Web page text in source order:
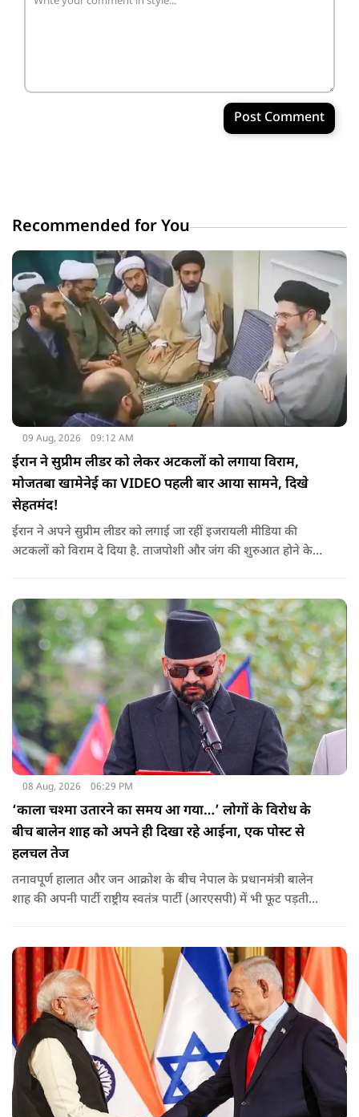
Post Comment
Recommended for You
09 Aug, 2026 09:12 AM
ईरान ने सुप्रीम लीडर को लेकर अटकलों को लगाया विराम,
मोजतबा खामेनेई का VIDEO पहली बार आया सामने, दिखे
सेहतमंद!
ईरान ने अपने सुप्रीम लीडर को लगाई जा रहीं इजरायली मीडिया की
अटकलों को विराम दे दिया है. ताजपोशी और जंग की शुरुआत होने के
08 Aug, 2026 06:29 PM
‘काला चश्मा उतारने का समय आ गया…’ लोगों के विरोध के
बीच बालेन शाह को अपने ही दिखा रहे आईना, एक पोस्ट से
हलचल तेज
तनावपूर्ण हालात और जन आक्रोश के बीच नेपाल के प्रधानमंत्री बालेन
शाह की अपनी पार्टी राष्ट्रीय स्वतंत्र पार्टी (आरएसपी) में भी फूट पड़ती